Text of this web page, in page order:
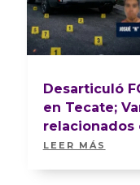
Desarticuló
en Tecate;
relacionados
LEER MÁS